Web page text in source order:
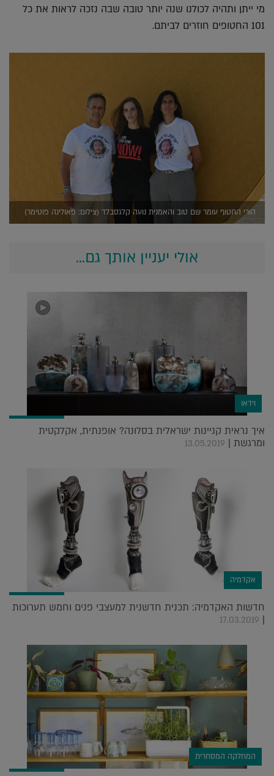
מי ייתן ותהיה לכולנו שנה יותר טובה שבה נזכה לראות את כל
101 החטופים חוזרים לביתם.
הורי החטוף עומר שם טוב והאמנית נועה קלגסבלד (צילום: פאולינה פוטימר)
אולי יעניין אותך גם...
וידאו
איך נראית קניינות ישראלית בסלונה? אופנתית, אקלקטית
ומרגשת | 13.05.2019
אקדמיה
חדשות האקדמיה: תכנית חדשנית למעצבי פנים וחמש תערוכות
|
17.03.2019
המחלקה המסחרית